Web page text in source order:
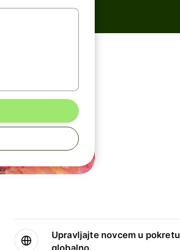
Upravljajte novcem u pokretu
globalno.